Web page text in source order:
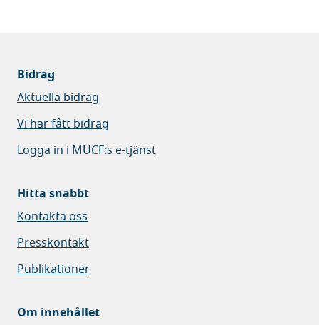
Bidrag
Aktuella bidrag
Vi har fått bidrag
Logga in i MUCF:s e-tjänst
Hitta snabbt
Kontakta oss
Presskontakt
Publikationer
Om innehållet